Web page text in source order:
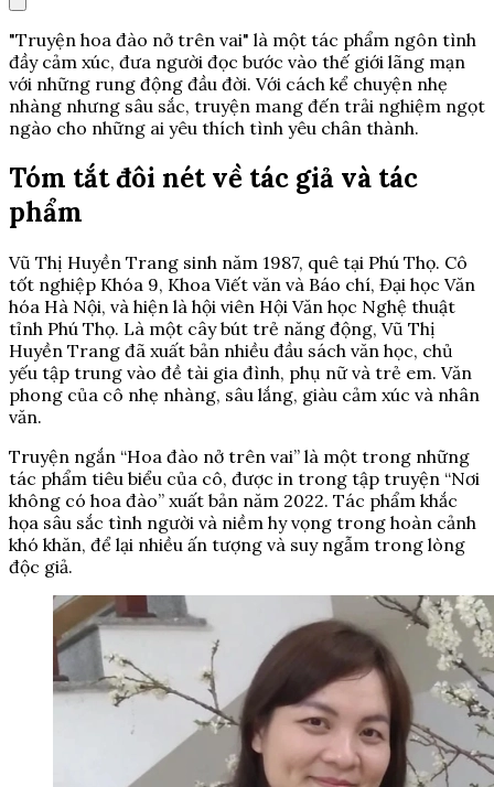
"Truyện hoa đào nở trên vai" là một tác phẩm ngôn tình
đầy cảm xúc, đưa người đọc bước vào thế giới lãng mạn
với những rung động đầu đời. Với cách kể chuyện nhẹ
nhàng nhưng sâu sắc, truyện mang đến trải nghiệm ngọt
ngào cho những ai yêu thích tình yêu chân thành.
Tóm tắt đôi nét về tác giả và tác
phẩm
Vũ Thị Huyền Trang sinh năm 1987, quê tại Phú Thọ. Cô
tốt nghiệp Khóa 9, Khoa Viết văn và Báo chí, Đại học Văn
hóa Hà Nội, và hiện là hội viên Hội Văn học Nghệ thuật
tỉnh Phú Thọ. Là một cây bút trẻ năng động, Vũ Thị
Huyền Trang đã xuất bản nhiều đầu sách văn học, chủ
yếu tập trung vào đề tài gia đình, phụ nữ và trẻ em. Văn
phong của cô nhẹ nhàng, sâu lắng, giàu cảm xúc và nhân
văn.
Truyện ngắn “Hoa đào nở trên vai” là một trong những
tác phẩm tiêu biểu của cô, được in trong tập truyện “Nơi
không có hoa đào” xuất bản năm 2022. Tác phẩm khắc
họa sâu sắc tình người và niềm hy vọng trong hoàn cảnh
khó khăn, để lại nhiều ấn tượng và suy ngẫm trong lòng
độc giả.